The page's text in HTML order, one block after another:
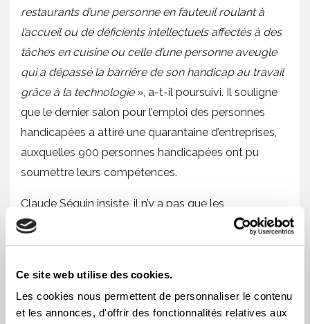
Ce site web utilise des cookies.
Les cookies nous permettent de personnaliser le contenu
et les annonces, d'offrir des fonctionnalités relatives aux
restaurants d’une personne en fauteuil roulant à
l’accueil ou de déficients intellectuels affectés à des
tâches en cuisine ou celle d’une personne aveugle
qui a dépassé la barrière de son handicap au travail
grâce à la technologie», a-t-il poursuivi. Il souligne
que le dernier salon pour l’emploi des personnes
handicapées a attiré une quarantaine d’entreprises,
auxquelles 900 personnes handicapées ont pu
soumettre leurs compétences.
Claude Séguin insiste, il n’y a pas que les
compétences académiques qui devraient intéresser
les employeurs, les personnes handicapées ont, au
qu’une grande capacité d’adaptation, ce qui est de